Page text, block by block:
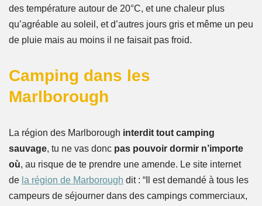
des température autour de 20°C, et une chaleur plus
qu’agréable au soleil, et d’autres jours gris et même un peu
de pluie mais au moins il ne faisait pas froid.
Camping dans les
Marlborough
La région des Marlborough interdit tout camping
sauvage, tu ne vas donc pas pouvoir dormir n’importe
où, au risque de te prendre une amende. Le site internet
de la région de Marborough dit : “Il est demandé à tous les
campeurs de séjourner dans des campings commerciaux,